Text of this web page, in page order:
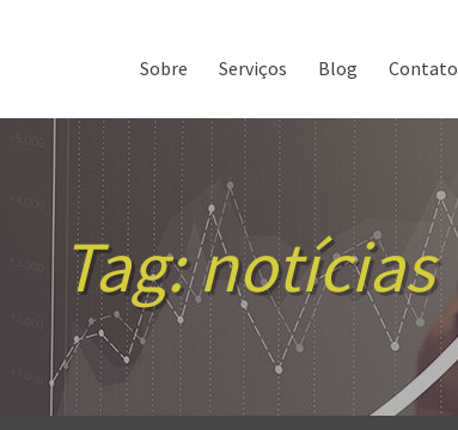
Sobre Serviços Blog Contato
Tag:notícias